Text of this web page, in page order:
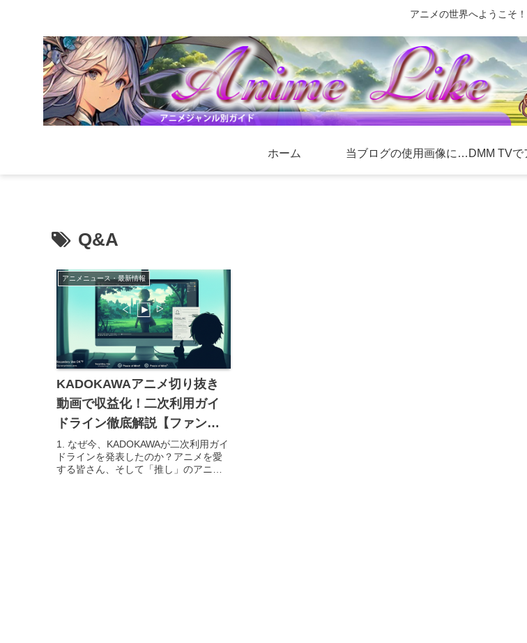
アニメの世界へようこそ！
ホーム 当ブログの使用画像について
Q&A
アニメニュース・最新情報
KADOKAWAアニメ切り抜き
動画で収益化！二次利用ガイ
ドライン徹底解説【ファン必
見】
1. なぜ今、KADOKAWAが二次利用ガイ
ドラインを発表したのか？アニメを愛
する皆さん、そして「推し」のアニメ